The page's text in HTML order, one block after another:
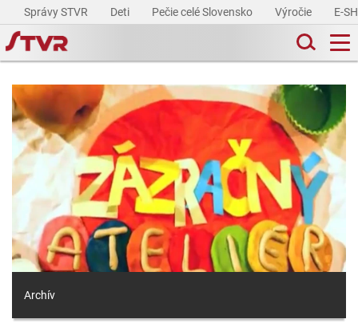
Správy STVR Deti Pečie celé Slovensko Výročie E-
Archív